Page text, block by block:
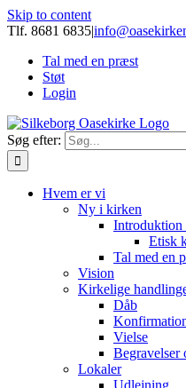
Skip to content
Tlf. 8681 6835|
Tal med en præst
Støt
Login
Søg efter:
Hvem er vi
Ny i kirken
Introduktion
Etisk
Tal med en
Vision
Kirkelige
Dåb
Vielse
Begravelser
Lokaler
Udlejning